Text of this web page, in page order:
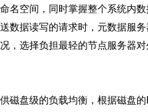
空间，同时掌握整个系统内数
数据读写的请求时，元数据服
，选择负担最轻的节点服务器
盘级的负载均衡，根据磁盘的